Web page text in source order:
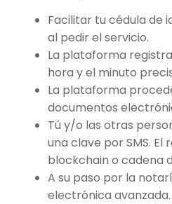
Facilitar tu cédula de
al pedir el servicio.
La plataforma
hora y el minuto
La plataforma
documentos
Tú y/o las otras
una clave por SMS.
blockchain o cadena
A su paso por la
electrónica avanzada.